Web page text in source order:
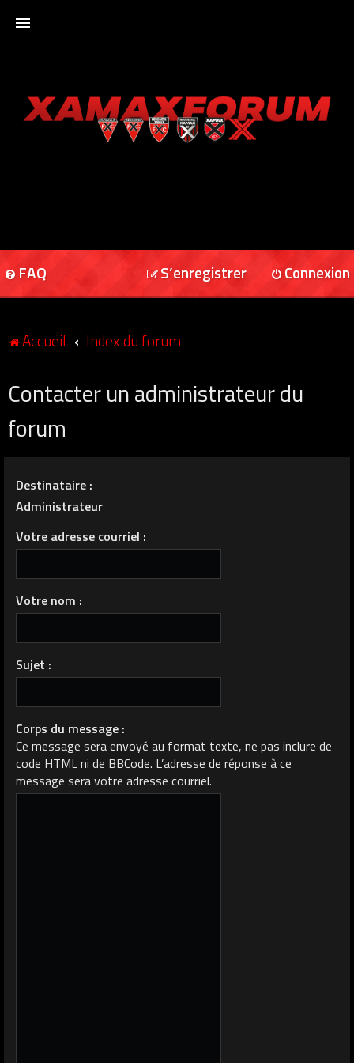
XAMAXFORUM
FAQ Connexion
S’enregistrer
Accueil Index du forum
Contacter un administrateur du
forum
Destinataire :
Administrateur
Votre adresse courriel :
Votre nom :
Sujet :
Corps du message :
Ce message sera envoyé au format texte, ne pas inclure de
code HTML ni de BBCode. L’adresse de réponse à ce
message sera votre adresse courriel.